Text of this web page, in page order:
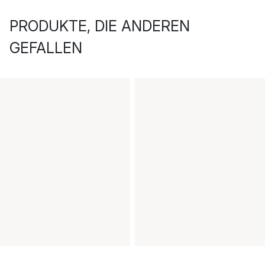
PRODUKTE, DIE ANDEREN
GEFALLEN